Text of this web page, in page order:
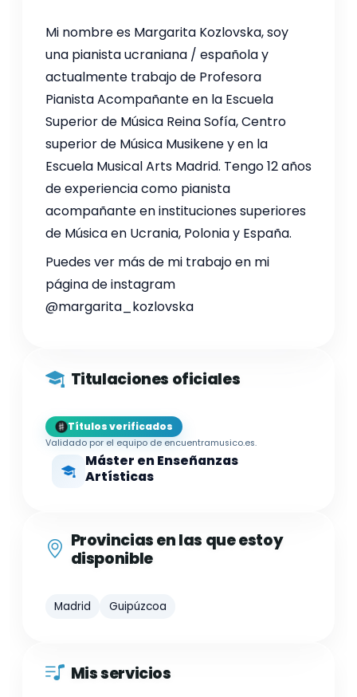
Mi nombre es Margarita Kozlovska, soy
una pianista ucraniana / española y
actualmente trabajo de Profesora
Pianista Acompañante en la Escuela
Superior de Música Reina Sofía, Centro
superior de Música Musikene y en la
Escuela Musical Arts Madrid. Tengo 12 años
de experiencia como pianista
acompañante en instituciones superiores
de Música en Ucrania, Polonia y España.
Puedes ver más de mi trabajo en mi
página de instagram
@margarita_kozlovska
Titulaciones oficiales
Títulos verificados
Validado por el equipo de encuentramusico.es.
Máster en Enseñanzas
Artísticas
Provincias en las que estoy
disponible
Madrid Guipúzcoa
Mis servicios